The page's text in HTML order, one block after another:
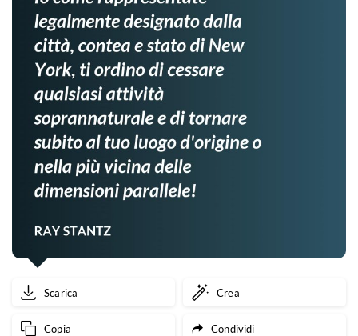
Scarica Crea
Copia Condividi